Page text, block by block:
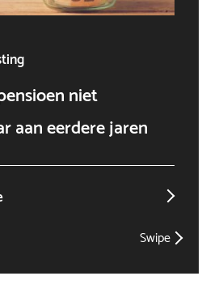
niet
aan eerdere jaren
Swipe